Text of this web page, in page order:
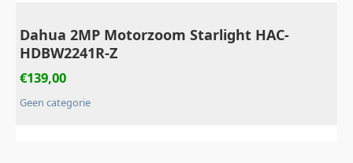
Dahua 2MP Motorzoom Starlight HAC-
HDBW2241R-Z
€139,00
Geen categorie